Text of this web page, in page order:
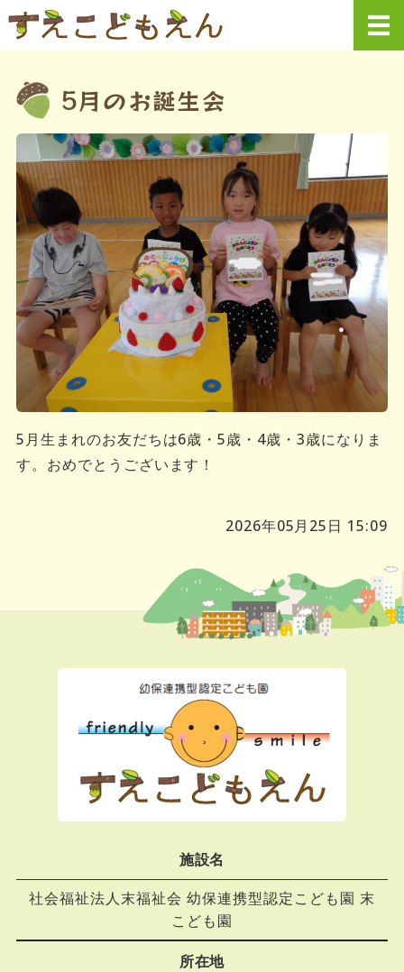
社会福祉法人
園での生活・行事
末こども園について
フォトギャラリー
情報公開
5月のお誕生会
5月生まれのお友だちは6歳・5歳・4歳・3歳になりま
す。おめでとうございます！
2026年05月25日 15:09
施設名
社会福祉法人末福祉会 幼保連携型認定こども園 末
こども園
所在地